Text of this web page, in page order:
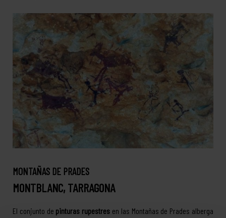
MONTAÑAS DE PRADES
MONTBLANC, TARRAGONA
El conjunto de pinturas rupestres en las Montañas de Prades alberga